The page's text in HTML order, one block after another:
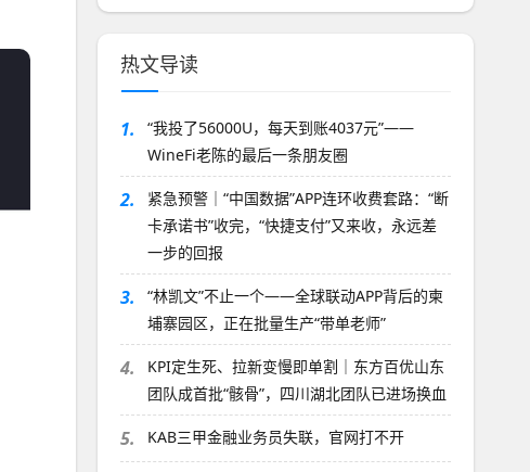
热文导读
1.
“我投了56000U，每天到账4037元”——
WineFi老陈的最后一条朋友圈
2.
紧急预警｜“中国数据”APP连环收费套路：“断
卡承诺书”收完，“快捷支付”又来收，永远差
一步的回报
3.
“林凯文”不止一个——全球联动APP背后的柬
埔寨园区，正在批量生产“带单老师”
4.
KPI定生死、拉新变慢即单割｜东方百优山东
团队成首批“骸骨”，四川湖北团队已进场换血
5. KAB三甲金融业务员失联，官网打不开